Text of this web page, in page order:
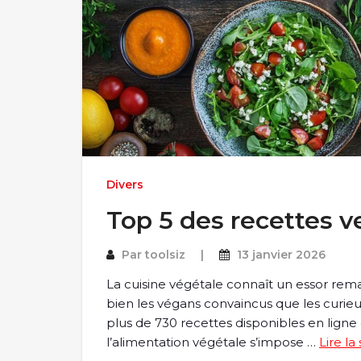
Divers
Top 5 des recettes
Partoolsiz 13 janvier 2026
La cuisine végétale connaît un essor
bien les végans convaincus que les
plus de 730 recettes disponibles en
l’alimentation végétale s’impose … Lire la